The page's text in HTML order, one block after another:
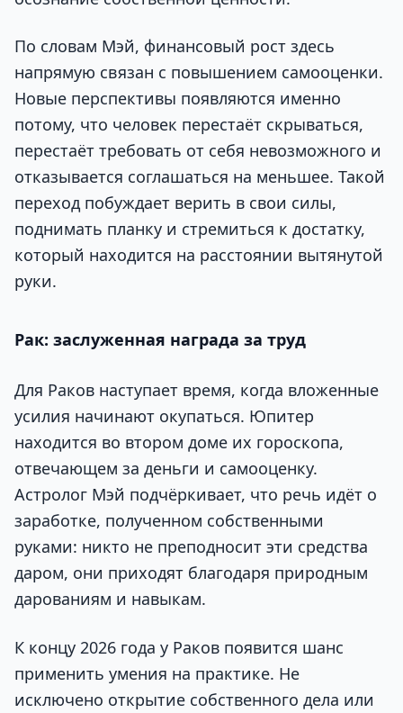
По словам Мэй, финансовый рост здесь
напрямую связан с повышением самооценки.
Новые перспективы появляются именно
потому, что человек перестаёт скрываться,
перестаёт требовать от себя невозможного и
отказывается соглашаться на меньшее. Такой
переход побуждает верить в свои силы,
поднимать планку и стремиться к достатку,
который находится на расстоянии вытянутой
руки.
Рак: заслуженная награда за труд
Для Раков наступает время, когда вложенные
усилия начинают окупаться. Юпитер
находится во втором доме их гороскопа,
отвечающем за деньги и самооценку.
Астролог Мэй подчёркивает, что речь идёт о
заработке, полученном собственными
руками: никто не преподносит эти средства
даром, они приходят благодаря природным
дарованиям и навыкам.
К концу 2026 года у Раков появится шанс
применить умения на практике. Не
исключено открытие собственного дела или